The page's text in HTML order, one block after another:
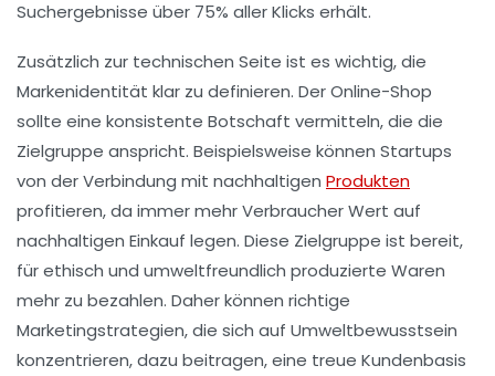
Suchergebnisse über 75% aller Klicks erhält.
Zusätzlich zur technischen Seite ist es wichtig, die
Markenidentität klar zu definieren. Der Online-Shop
sollte eine konsistente Botschaft vermitteln, die die
Zielgruppe anspricht. Beispielsweise können Startups
von der Verbindung mit nachhaltigen Produkten
profitieren, da immer mehr Verbraucher Wert auf
nachhaltigen Einkauf legen. Diese Zielgruppe ist bereit,
für ethisch und umweltfreundlich produzierte Waren
mehr zu bezahlen. Daher können richtige
Marketingstrategien, die sich auf Umweltbewusstsein
konzentrieren, dazu beitragen, eine treue Kundenbasis